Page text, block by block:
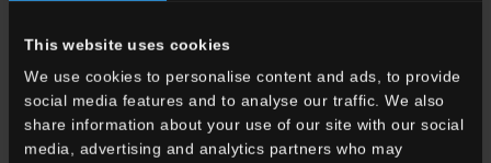
This website uses cookies
We use cookies to personalise content and ads, to provide
social media features and to analyse our traffic. We also
share information about your use of our site with our social
media, advertising and analytics partners who may
Verfügbare Größen